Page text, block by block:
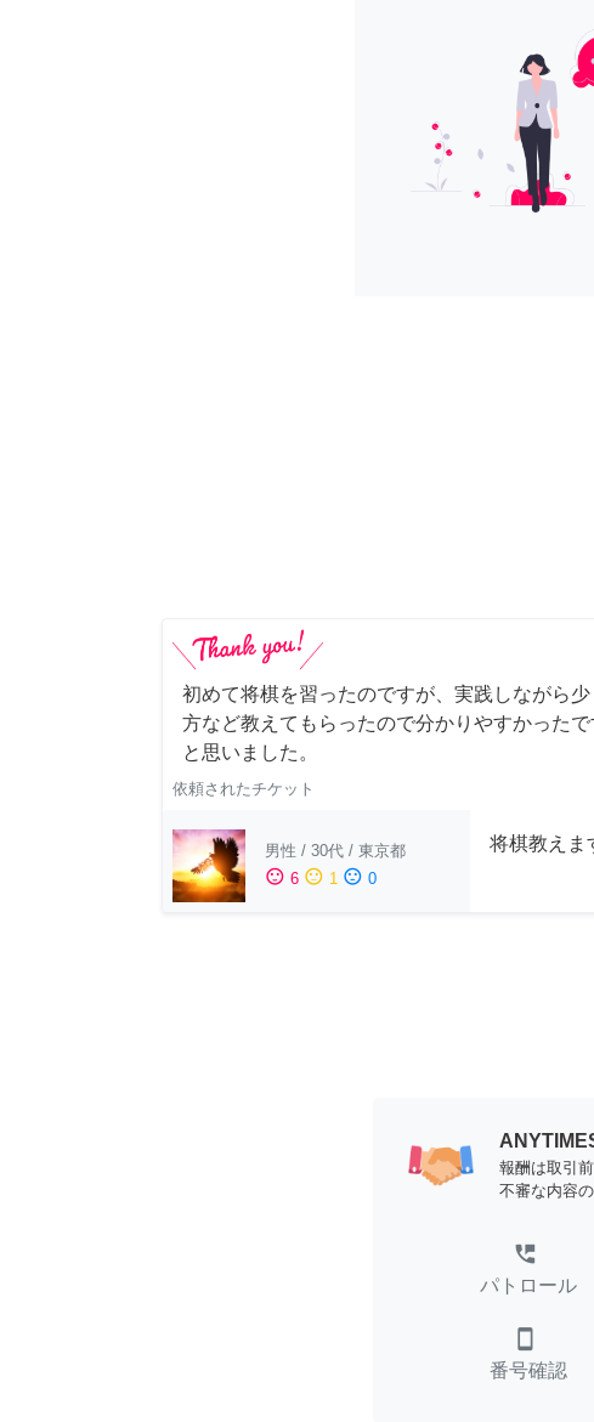
初めて将棋を習ったのですが、実践しながら
方など教えてもらったので分かりやすかった
と思いました。
依頼されたチケット
男性 / 30代 / 東京都
sentiment_satisfied 6 sentiment_neutral 1 sentiment_dissatisfied 0
将棋教えま
報酬は取引
不審な内容
perm_phone_msg
パトロール
smartphone
番号確認